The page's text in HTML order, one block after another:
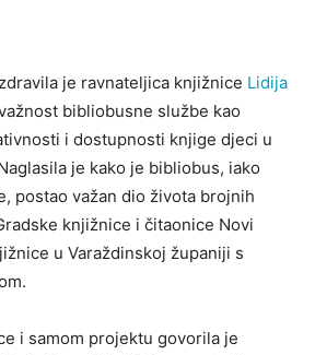
je ravnateljica knjižnice Lidija
bibliobusne službe kao
i dostupnosti knjige djeci u
je kako je bibliobus, iako
postao važan dio života brojnih
knjižnice i čitaonice Novi
u Varaždinskoj županiji s
i samom projektu govorila je